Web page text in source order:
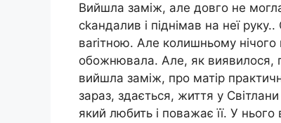
Вийшла заміж, але довго не могла
сkандалив і піднімав на неї
ваrітною. Але колишньому
обожнювала. Але, як виявилося,
вийшла заміж, про матір
зараз, здається, життя у
який любить і поважає її. У